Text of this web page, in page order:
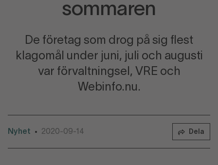
sommaren
De företag som drog på sig flest
klagomål under juni, juli och augusti
var förvaltningsel, VRE och
Webinfo.nu.
Nyhet • 2020-09-14 Dela